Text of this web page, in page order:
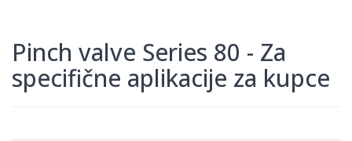
Pinch valve Series 80 - Za
specifične aplikacije za kupce